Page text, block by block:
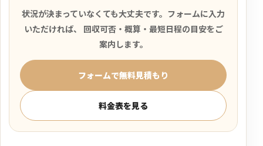
状況が決まっていなくても大丈夫です。フォームに入力
いただければ、 回収可否・概算・最短日程の目安をご
案内します。
フォームで無料見積もり
料金表を見る